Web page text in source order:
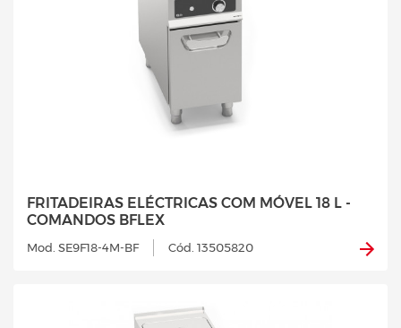
FRITADEIRAS ELÉCTRICAS COM MÓVEL 18 L -
COMANDOS BFLEX
Mod. SE9F18-4M-BF Cód. 13505820